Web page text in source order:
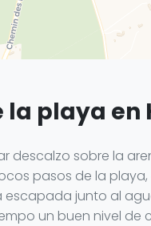
la playa en
descalzo sobre la
pasos de la
junto al
un buen nivel